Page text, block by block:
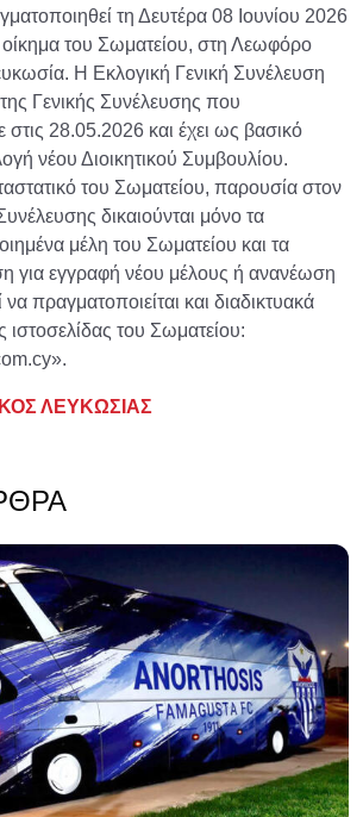
τη Δευτέρα 08 Ιουνίου 2026
του Σωματείου, στη Λεωφόρο
Η Εκλογική Γενική Συνέλευση
Γενικής Συνέλευσης που
28.05.2026 και έχει ως βασικό
νέου Διοικητικού Συμβουλίου.
του Σωματείου, παρουσία στον
δικαιούνται μόνο τα
μέλη του Σωματείου και τα
για εγγραφή νέου μέλους ή ανανέωση
πραγματοποιείται και διαδικτυακά
του Σωματείου:
ΛΕΥΚΩΣΙΑΣ